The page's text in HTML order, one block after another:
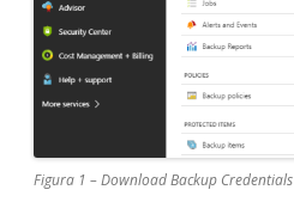
Figura 1 – Download Backup Credentials